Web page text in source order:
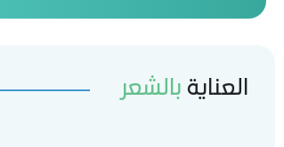
العناية بالشعر